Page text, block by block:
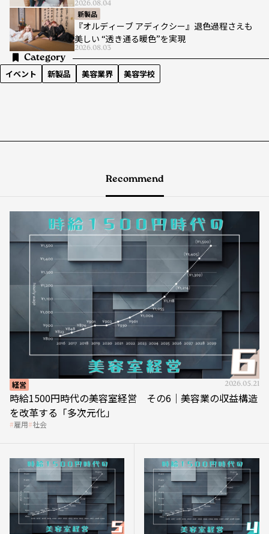
2026.08.04
新製品
『オルディーブ アディクシー』退色過程さえも
美しい “透き通る暖色”を実現
2026.08.03
Category
イベント 新製品 美容業界 美容学校
Recommend
経営 2026.05.21
時給1500円時代の美容室経営 その6｜美容業の収益構造
を改革する「多次元化」
雇用 社会